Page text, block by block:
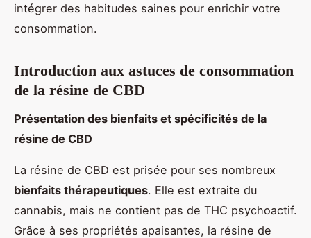
intégrer des habitudes saines pour enrichir votre
consommation.
Introduction aux astuces de consommation
de la résine de CBD
Présentation des bienfaits et spécificités de la
résine de CBD
La résine de CBD est prisée pour ses nombreux
bienfaits thérapeutiques. Elle est extraite du
cannabis, mais ne contient pas de THC psychoactif.
Grâce à ses propriétés apaisantes, la résine de